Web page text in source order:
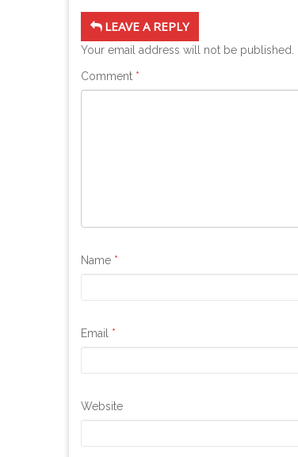
LEAVE A REPLY
Your email address will not be published.
Comment *
Name *
Email *
Website